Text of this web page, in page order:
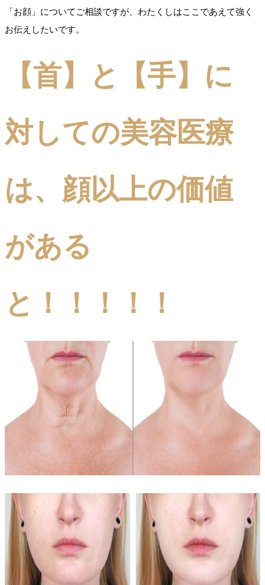
「お顔」についてご相談ですが、わたくしはここであえて強く
お伝えしたいです。
【首】と【手】に
対しての美容医療
は、顔以上の価値
がある
と！！！！！